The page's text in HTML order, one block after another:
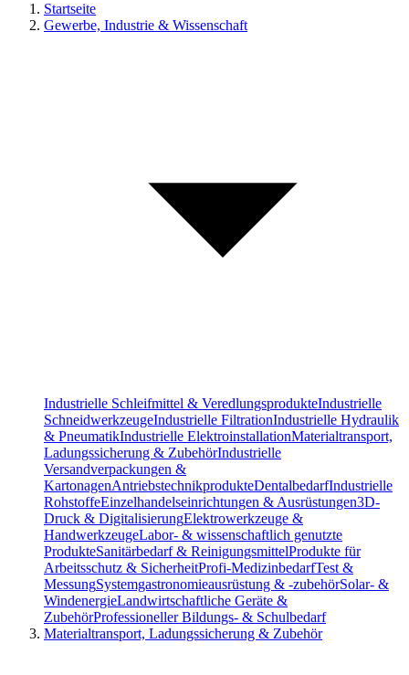
Startseite
Gewerbe, Industrie & Wissenschaft
Industrielle Schleifmittel & VeredlungsprodukteIndustrielle
SchneidwerkzeugeIndustrielle FiltrationIndustrielle Hydraulik
& PneumatikIndustrielle ElektroinstallationMaterialtransport,
Ladungssicherung & ZubehörIndustrielle
Versandverpackungen &
KartonagenAntriebstechnikprodukteDentalbedarfIndustrielle
RohstoffeEinzelhandelseinrichtungen & Ausrüstungen3D-
Druck & DigitalisierungElektrowerkzeuge &
HandwerkzeugeLabor- & wissenschaftlich genutzte
ProdukteSanitärbedarf & ReinigungsmittelProdukte für
Arbeitsschutz & SicherheitProfi-MedizinbedarfTest &
MessungSystemgastronomieausrüstung & -zubehörSolar- &
WindenergieLandwirtschaftliche Geräte &
ZubehörProfessioneller Bildungs- & Schulbedarf
Materialtransport, Ladungssicherung & Zubehör